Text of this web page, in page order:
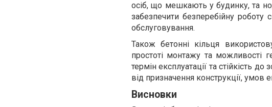
осіб, що мешкають у будинку, та
забезпечити безперебійну роботу
обслуговування.
Також бетонні кільця
простоті монтажу та можливості
термін експлуатації та стійкість
від призначення конструкції, умов
Висновки